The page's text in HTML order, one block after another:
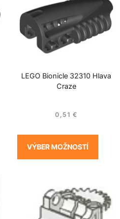
LEGO Bionicle 32310 Hlava
Craze
0,51 €
VÝBER MOŽNOSTÍ